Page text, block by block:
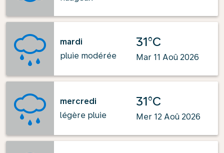
mardi
pluie modérée
31°C
Mar 11 Aoû 2026
mercredi
légère pluie
31°C
Mer 12 Aoû 2026